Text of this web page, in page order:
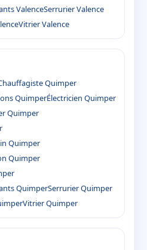
ValenceSerrurier Valence
Vitrier Valence
Quimper
QuimperÉlectricien Quimper
Quimper
Quimper
Quimper
QuimperSerrurier Quimper
Vitrier Quimper